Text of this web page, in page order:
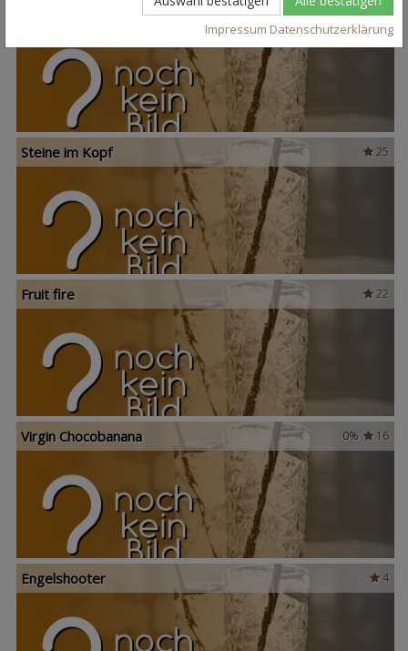
37
Scandinavian Sunshine
25
Steine im Kopf
22
Fruit fire
16
0%
Virgin Chocobanana
4
Engelshooter
Impressum Datenschutzerklärung